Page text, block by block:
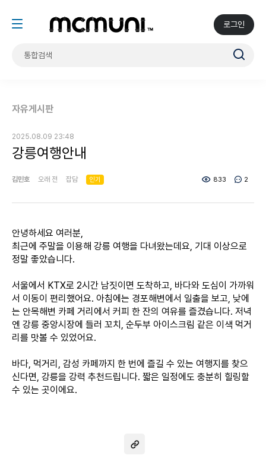
로그인
자유게시판
2025.08.09 23:48
강릉여행안내
김민호 오래 전 잡담 인기 833 2
안녕하세요 여러분,
최근에 주말을 이용해 강릉 여행을 다녀왔는데요, 기대 이상으로
정말 좋았습니다.
서울에서 KTX로 2시간 남짓이면 도착하고, 바다와 도심이 가까워
서 이동이 편리했어요. 아침에는 경포해변에서 일출을 보고, 낮에
는 안목해변 카페 거리에서 커피 한 잔의 여유를 즐겼습니다. 저녁
엔 강릉 중앙시장에 들러 꼬치, 순두부 아이스크림 같은 이색 먹거
리를 맛볼 수 있었어요.
바다, 먹거리, 감성 카페까지 한 번에 즐길 수 있는 여행지를 찾으
신다면, 강릉을 강력 추천드립니다. 짧은 일정에도 충분히 힐링할
수 있는 곳이에요.